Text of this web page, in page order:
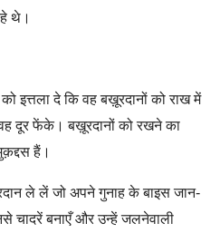
थे।
इत्तला दे कि वह बख़ूरदानों को राख में
दूर फेंके। बख़ूरदानों को रखने का
हैं।
ले लें जो अपने गुनाह के बाइस जान-
चादरें बनाएँ और उन्हें जलनेवाली